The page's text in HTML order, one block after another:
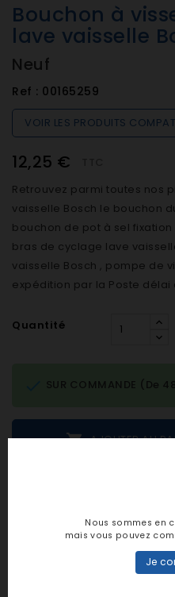
Bouchon à
lave vaisselle
Neuf
Ref : 00165259
VOIR LES PRODUITS
12,25 €
Retrouvez parmi toutes nos
vaisselle Bosch le bouchon
bouchon de pot à sel
bras de cyclage lave
vaisselle Bosch , pompe de
expédition par la Poste
Quantité
 AJOUTER AU
SUR COMMANDE (De
personne n'a encore posté
Nous sommes en
mais vous pouvez
Je